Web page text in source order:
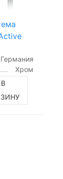
Германия
Хром
В